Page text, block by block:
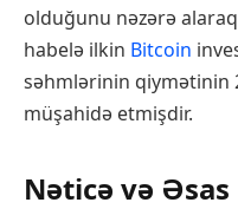
olduğunu nəzərə
habelə ilkin Bitcoin
səhmlərinin qiymətinin
müşahidə etmişdir.
Nəticə və